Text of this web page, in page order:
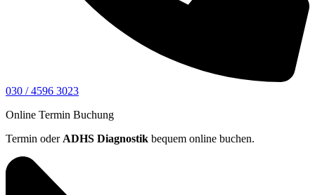
030 / 4596 3023
Online Termin Buchung
Termin oder ADHS Diagnostik bequem online buchen.